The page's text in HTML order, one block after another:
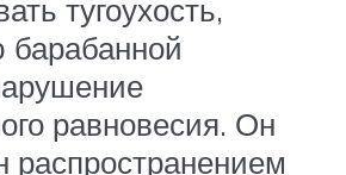
тугоухость,
равновесия. Он
распространением